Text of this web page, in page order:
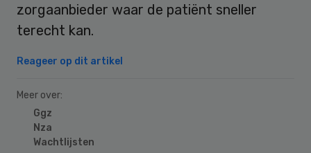
zorgaanbieder waar de patiënt sneller
terecht kan.
Reageer op dit artikel
Meer over:
Ggz
Nza
Wachtlijsten